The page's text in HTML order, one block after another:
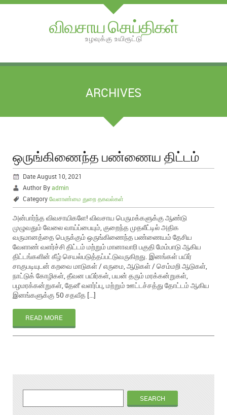
விவசாய செய்திகள்
உழவுக்கு உயிரூட்டு
ARCHIVES
ஒருங்கிணைந்த பண்ணைய திட்டம்
Date August 10, 2021
Author Byadmin
Categoryவேளாண்மை துறை தகவல்கள்
அன்பார்ந்த விவசாயிகளே! விவசாய பெருமக்களுக்கு ஆண்டு
முழுவதும் வேலை வாய்ப்பையும், குறைந்த முதலீட்டில் அதிக
வருமானத்தை பெருக்கும் ஒருங்கிணைந்த பண்ணையம் தேசிய
வேளாண் வளர்ச்சி திட்டம் மற்றும் மானாவாரி பகுதி மேம்பாடு ஆகிய
திட்டங்களின் கீழ் செயல்படுத்தப்பட்டுவருகிறது. இனங்கள் பயிர்
சாகுபடியுடன் கறவை மாடுகள் / எருமை, ஆடுகள் / செம்மறி ஆடுகள்,
நாட்டுக் கோழிகள், தீவன பயிர்கள், பயன் தரும் மரக்கன்றுகள்,
பழமரக்கன்றுகள், தேனீ வளர்ப்பு, மற்றும் ஊட்டச்சத்து தோட்டம் ஆகிய
இனங்களுக்கு 50 சதவீத […]
READ MORE